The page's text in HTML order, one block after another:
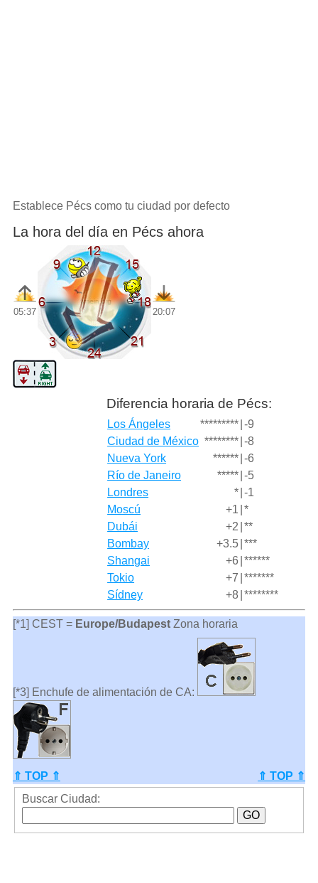
Establece Pécs como tu ciudad por defecto
La hora del día en Pécs ahora
05:37 20:07
Diferencia horaria de Pécs:
Los Ángeles ********* -9
Ciudad de México ******** -8
Nueva York
****** -6
Río de Janeiro
***** -5
Londres
* -1
Moscú
+1 *
Dubái
+2 **
Bombay
+3.5 ***
Shangai
+6 ******
Tokio
+7 *******
Sídney
+8 ********
[*1] CEST = Europe/BudapestZona horaria
[*3] Enchufe de alimentación de CA:
⇑ TOP ⇑
⇑ TOP ⇑
Buscar Ciudad: